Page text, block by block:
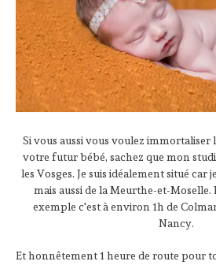
Si vous aussi vous voulez immortaliser
votre futur bébé, sachez que mon
les Vosges. Je suis idéalement situé car
mais aussi de la Meurthe-et-
exemple c'est à environ 1h de
Nancy.
Et honnêtement 1 heure de route pour